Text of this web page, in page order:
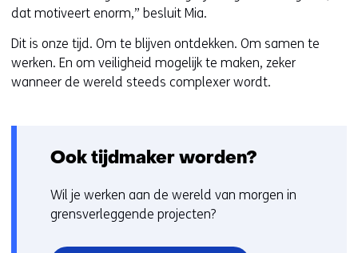
dat motiveert enorm,” besluit Mia.
Dit is onze tijd. Om te blijven ontdekken. Om samen te
werken. En om veiligheid mogelijk te maken, zeker
wanneer de wereld steeds complexer wordt.
Ook tijdmaker worden?
Wil je werken aan de wereld van morgen in
grensverleggende projecten?